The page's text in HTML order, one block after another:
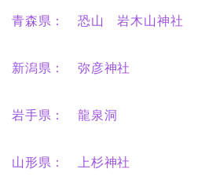
青森県： 恐山 岩木山神社
新潟県： 弥彦神社
岩手県： 龍泉洞
山形県： 上杉神社